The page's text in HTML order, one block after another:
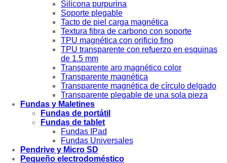
Silicona purpurina
Soporte plegable
Tacto de piel carga magnética
Textura fibra de carbono con soporte
TPU magnética con orificio fino
TPU transparente con refuerzo en esquinas
de 1.5 mm
Transparente aro magnético color
Transparente magnética
Transparente magnética de círculo delgado
Transparente plegable de una sola pieza
Fundas y Maletines
Fundas de portátil
Fundas de tablet
Fundas IPad
Fundas Universales
Pendrive y Micro SD
Pequeño electrodoméstico